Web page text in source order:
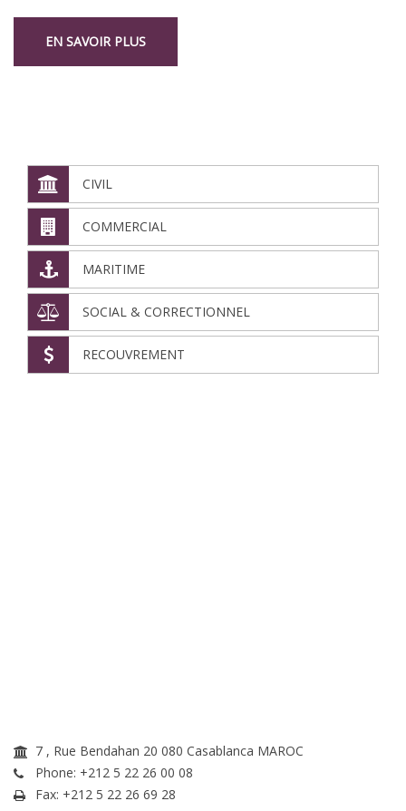
EN SAVOIR PLUS
CIVIL
COMMERCIAL
MARITIME
SOCIAL & CORRECTIONNEL
RECOUVREMENT
7 , Rue Bendahan 20 080 Casablanca MAROC
Phone: +212 5 22 26 00 08
Fax: +212 5 22 26 69 28